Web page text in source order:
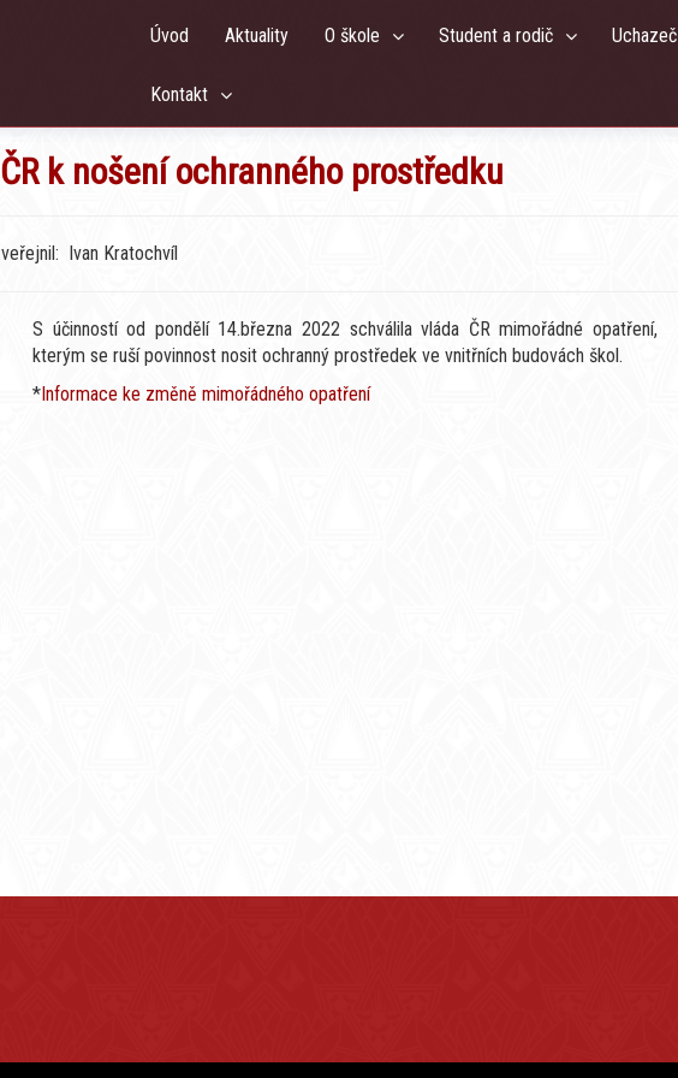
Úvod Aktuality O škole Student a rodič Uchazeč
Kontakt
k nošení ochranného prostředku
Ivan Kratochvíl
S účinností od pondělí 14.března 2022 schválila vláda ČR mimořádné opatření,
kterým se ruší povinnost nosit ochranný prostředek ve vnitřních budovách škol.
*Informace ke změně mimořádného opatření